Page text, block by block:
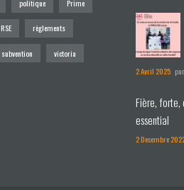
politique Prime
RSE règlements
subvention victoria
2 Avril 2025 par
Fière, forte,
essential
2 Decembre